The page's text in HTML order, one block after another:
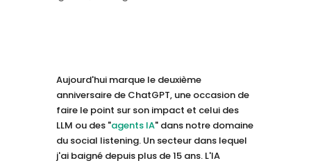
Aujourd'hui marque le deuxième
anniversaire de ChatGPT, une occasion de
faire le point sur son impact et celui des
LLM ou des "agents IA" dans notre domaine
du social listening. Un secteur dans lequel
j'ai baigné depuis plus de 15 ans. L'IA